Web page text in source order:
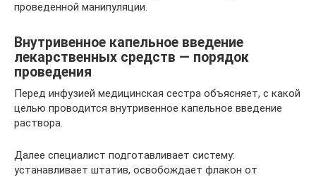
проведенной манипуляции.
Внутривенное капельное введение
лекарственных средств — порядок
проведения
Перед инфузией медицинская сестра объясняет, с какой
целью проводится внутривенное капельное введение
раствора.
Далее специалист подготавливает систему:
устанавливает штатив, освобождает флакон от